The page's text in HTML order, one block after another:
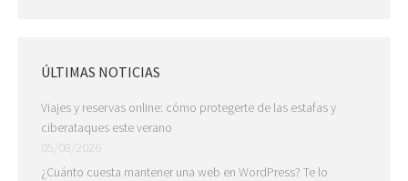
ÚLTIMAS NOTICIAS
Viajes y reservas online: cómo protegerte de las estafas y
ciberataques este verano
05/08/2026
¿Cuánto cuesta mantener una web en WordPress? Te lo